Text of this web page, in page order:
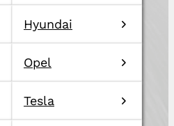
Hyundai
Opel
Tesla